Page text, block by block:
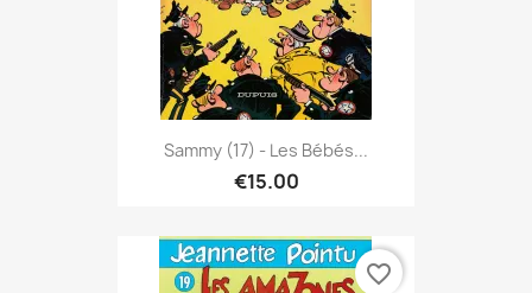
Sammy (17) - Les Bébés...
€15.00
favorite_border